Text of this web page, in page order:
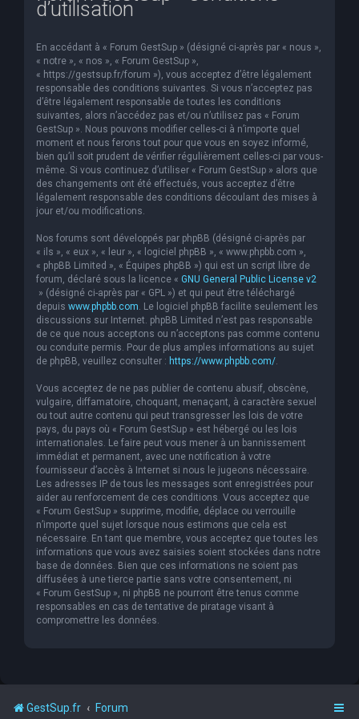
d’utilisation
En accédant à « Forum GestSup » (désigné ci-après par « nous »,
« notre », « nos », « Forum GestSup »,
« https://gestsup.fr/forum »), vous acceptez d’être légalement
responsable des conditions suivantes. Si vous n’acceptez pas
d’être légalement responsable de toutes les conditions
suivantes, alors n’accédez pas et/ou n’utilisez pas « Forum
GestSup ». Nous pouvons modifier celles-ci à n’importe quel
moment et nous ferons tout pour que vous en soyez informé,
bien qu’il soit prudent de vérifier régulièrement celles-ci par vous-
même. Si vous continuez d’utiliser « Forum GestSup » alors que
des changements ont été effectués, vous acceptez d’être
légalement responsable des conditions découlant des mises à
jour et/ou modifications.
Nos forums sont développés par phpBB (désigné ci-après par
« ils », « eux », « leur », « logiciel phpBB », « www.phpbb.com »,
« phpBB Limited », « Équipes phpBB ») qui est un script libre de
forum, déclaré sous la licence « GNU General Public License v2
» (désigné ci-après par « GPL ») et qui peut être téléchargé
depuis www.phpbb.com. Le logiciel phpBB facilite seulement les
discussions sur Internet. phpBB Limited n’est pas responsable
de ce que nous acceptons ou n’acceptons pas comme contenu
ou conduite permis. Pour de plus amples informations au sujet
de phpBB, veuillez consulter : https://www.phpbb.com/.
Vous acceptez de ne pas publier de contenu abusif, obscène,
vulgaire, diffamatoire, choquant, menaçant, à caractère sexuel
ou tout autre contenu qui peut transgresser les lois de votre
pays, du pays où « Forum GestSup » est hébergé ou les lois
internationales. Le faire peut vous mener à un bannissement
immédiat et permanent, avec une notification à votre
fournisseur d’accès à Internet si nous le jugeons nécessaire.
Les adresses IP de tous les messages sont enregistrées pour
aider au renforcement de ces conditions. Vous acceptez que
« Forum GestSup » supprime, modifie, déplace ou verrouille
n’importe quel sujet lorsque nous estimons que cela est
nécessaire. En tant que membre, vous acceptez que toutes les
informations que vous avez saisies soient stockées dans notre
base de données. Bien que ces informations ne soient pas
diffusées à une tierce partie sans votre consentement, ni
« Forum GestSup », ni phpBB ne pourront être tenus comme
responsables en cas de tentative de piratage visant à
compromettre les données.
GestSup.fr Forum